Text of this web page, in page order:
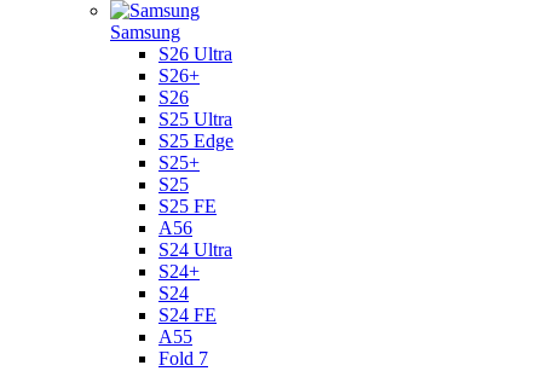
Samsung
S26 Ultra
S26+
S26
S25 Ultra
S25 Edge
S25+
S25
S25 FE
A56
S24 Ultra
S24+
S24
S24 FE
A55
Fold 7